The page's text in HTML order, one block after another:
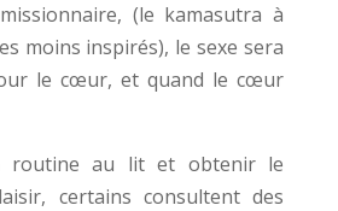
(le kamasutra à
moins inspirés), le sexe sera
le cœur, et quand le cœur
routine au lit et obtenir le
certains consultent des